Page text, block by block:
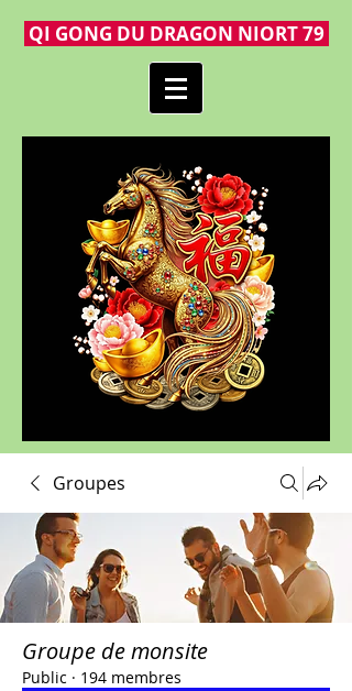
QI GONG DU DRAGON NIORT 79
Groupes
Groupe de monsite
Public · 194 membres